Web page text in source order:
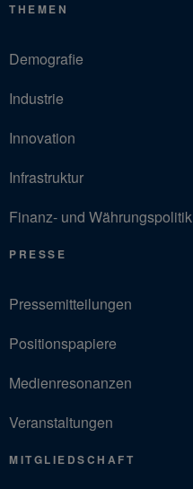
THEMEN
Demografie
Industrie
Innovation
Infrastruktur
Finanz- und Währungspolitik
PRESSE
Pressemitteilungen
Positionspapiere
Medienresonanzen
Veranstaltungen
MITGLIEDSCHAFT